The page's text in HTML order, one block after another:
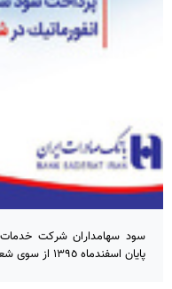
سود سهامداران شرکت خدمات
پایان اسفندماه ١٣٩٥ از سوی شعب بانک صادرات ایران پرداخت می‌شود.